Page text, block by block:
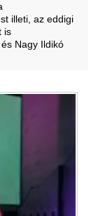
illeti, az eddigi
is
Nagy Ildikó